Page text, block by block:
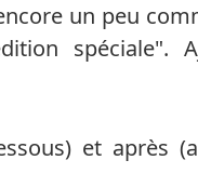
un peu
spéciale".
et après